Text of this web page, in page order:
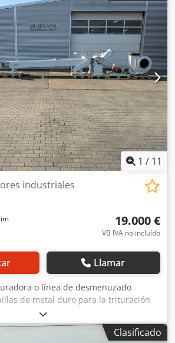
1 / 11
industriales
19.000 €
VB IVA no incluído
Llamar
o línea de desmenuzado
de metal duro para la trituración
como madera, cartón, esteras de
similares, por ejemplo, como
procesos de reciclaje. La instalación
Clasificado